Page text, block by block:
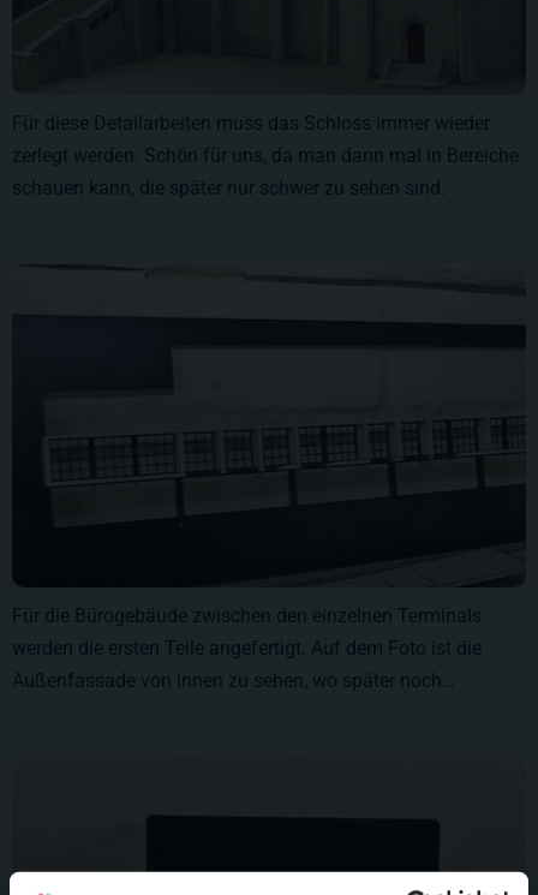
Für diese Detailarbeiten muss das Schloss immer wieder
zerlegt werden. Schön für uns, da man dann mal in Bereiche
schauen kann, die später nur schwer zu sehen sind.
Für die Bürogebäude zwischen den einzelnen Terminals
werden die ersten Teile angefertigt. Auf dem Foto ist die
Außenfassade von innen zu sehen, wo später noch…